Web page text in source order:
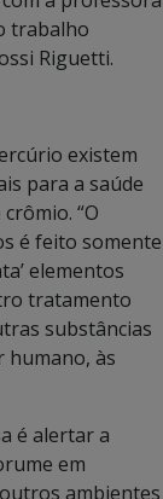
trabalho
Riguetti.
existem
para a saúde
“O
é feito somente
elementos
tratamento
substâncias
humano, às
é alertar a
em
ambientes